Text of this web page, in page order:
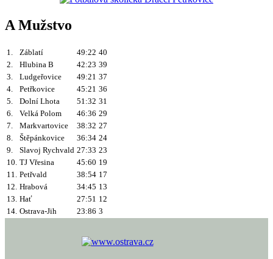
A Mužstvo
1. Záblatí 49:22 40
2.
Hlubina B 42:23 39
3.
Ludgeřovice 49:21 37
4.
Petřkovice 45:21 36
5.
Dolní Lhota 51:32 31
6.
Velká Polom 46:36 29
7.
Markvartovice 38:32 27
8.
Štěpánkovice 36:34 24
9.
Slavoj Rychvald 27:33 23
10. TJ Vřesina 45:60 19
11.
Petřvald 38:54 17
12. Hrabová 34:45 13
13. Hať 27:51 12
14. Ostrava-Jih 23:86 3